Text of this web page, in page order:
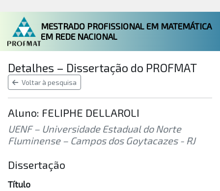
MESTRADO PROFISSIONAL EM MATEMÁTICA
EM REDE NACIONAL
Detalhes – Dissertação do PROFMAT
Voltar à pesquisa
Aluno: FELIPHE DELLAROLI
UENF – Universidade Estadual do Norte
Fluminense – Campos dos Goytacazes - RJ
Dissertação
Título